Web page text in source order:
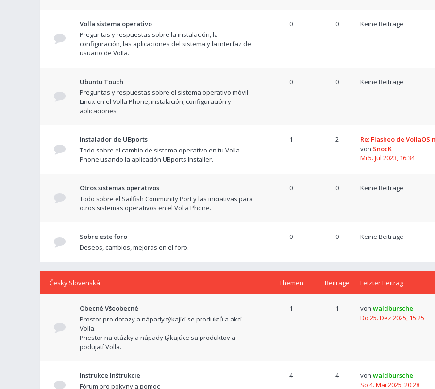
Volla sistema operativo
Preguntas y respuestas sobre la instalación, la
configuración, las aplicaciones del sistema y la interfaz de
usuario de Volla.
0 0 Keine Beiträge
Ubuntu Touch
Preguntas y respuestas sobre el sistema operativo móvil
Linux en el Volla Phone, instalación, configuración y
aplicaciones.
0 0 Keine Beiträge
Instalador de UBports
Todo sobre el cambio de sistema operativo en tu Volla
Phone usando la aplicación UBports Installer.
1 2
Re: Flasheo de VollaOS
von SnocK
Mi 5. Jul 2023, 16:34
Otros sistemas operativos
Todo sobre el Sailfish Community Port y las iniciativas para
otros sistemas operativos en el Volla Phone.
0 0 Keine Beiträge
Sobre este foro
Deseos, cambios, mejoras en el foro.
0 0 Keine Beiträge
Česky Slovenská Themen Beiträge Letzter Beitrag
Obecné Všeobecné
Prostor pro dotazy a nápady týkající se produktů a akcí
Volla.
Priestor na otázky a nápady týkajúce sa produktov a
podujatí Volla.
1 1 von waldbursche
Do 25. Dez 2025, 15:25
Instrukce Inštrukcie
Fórum pro pokyny a pomoc
4 4 von waldbursche
So 4. Mai 2025, 20:28